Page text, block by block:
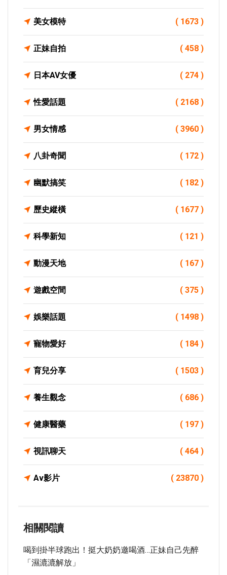
美女模特 ( 1673 )
正妹自拍 ( 458 )
日本AV女優 ( 274 )
性愛話題 ( 2168 )
男女情感 ( 3960 )
八卦奇聞 ( 172 )
幽默搞笑 ( 182 )
歷史縱橫 ( 1677 )
科學新知 ( 121 )
動漫天地 ( 167 )
遊戲空間 ( 375 )
娛樂話題 ( 1498 )
寵物愛好 ( 184 )
育兒分享 ( 1503 )
養生觀念 ( 686 )
健康醫藥 ( 197 )
視訊聊天 ( 464 )
Av影片 ( 23870 )
相關閱讀
喝到掛半球跑出！挺大奶奶邀喝酒…正妹自己先醉
「濕漉漉解放」